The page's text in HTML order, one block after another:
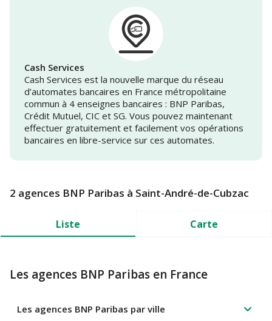
Cash Services
Cash Services est la nouvelle marque du réseau
d’automates bancaires en France métropolitaine
commun à 4 enseignes bancaires : BNP Paribas,
Crédit Mutuel, CIC et SG. Vous pouvez maintenant
effectuer gratuitement et facilement vos opérations
bancaires en libre-service sur ces automates.
2 agences BNP Paribas à Saint-André-de-Cubzac
Liste Carte
Les agences BNP Paribas en France
Les agences BNP Paribas par ville